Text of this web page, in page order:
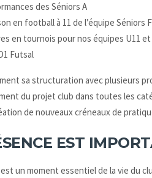
des Séniors A
en football à 11 de l’équipe Séniors
en tournois pour nos équipes U11 et
Futsal
sa structuration avec plusieurs
du projet club dans toutes les
de nouveaux créneaux de
EST
est un moment essentiel de la vie du